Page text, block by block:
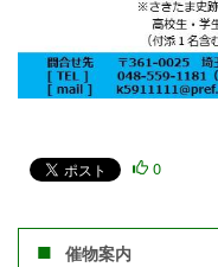
0
催物案内